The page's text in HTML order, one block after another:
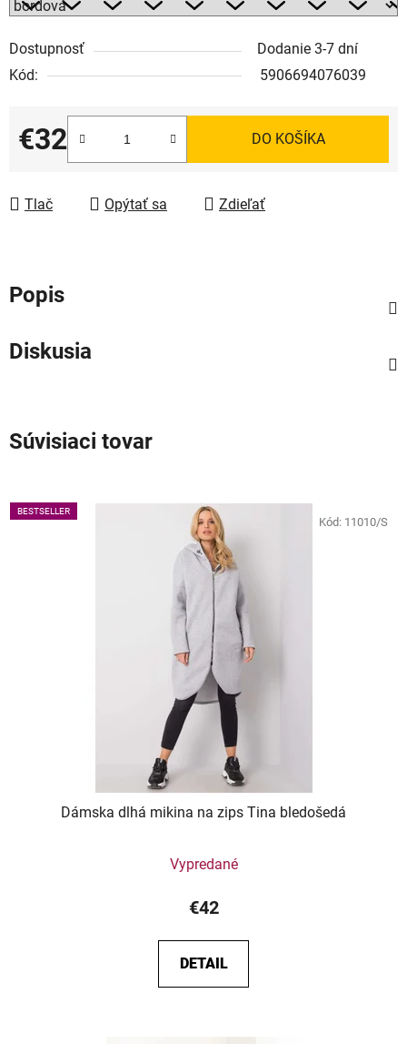
Dostupnosť
Dodanie 3-7 dní
Kód:
5906694076039
€32
Jednotková cena:
DO KOŠÍKA
Tlač Opýtať sa Zdieľať
Popis
Diskusia
Súvisiaci tovar
BESTSELLER
Dámska dlhá mikina na zips Tina bledošedá
Vypredané
€42
DETAIL
Kód: 11010/S